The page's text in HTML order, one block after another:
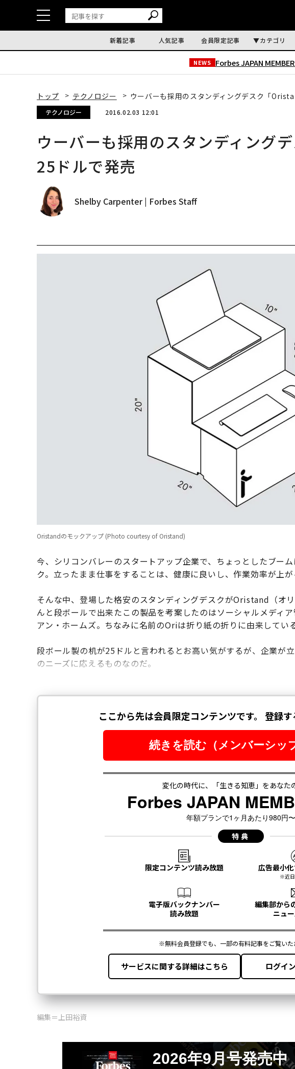
新着記事 人気記事 会員限定記事 カテゴリ
NEWS Forbes JAPAN
トップ テクノロジー ウーバーも採用のスタンディングデスク「
テクノロジー 2016.02.03 12:01
ウーバーも採用のスタンディング
25ドルで発売
Shelby Carpenter | Forbes Staff
Oristandのモックアップ (Photo courtesy of Oristand)
今、シリコンバレーのスタートアップ企業で、ちょっとしたブー
ク。立ったまま仕事をすることは、健康に良いし、作業効率が上が
そんな中、登場した格安のスタンディングデスクがOristand（オ
んと段ボールで出来たこの製品を考案したのはソーシャルメディ
アン・ホームズ。ちなみに名前のOriは折り紙の折りに由来してい
段ボール製の机が25ドルと言われるとお高い気がするが、企業が
のニーズに応えるものなのだ。
編集＝上田裕資
2026年9月号発売中